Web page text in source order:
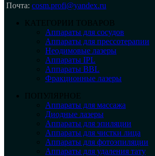
Почта: cosm.profi@yandex.ru
КАТЕГОРИИ ТОВАРОВ
Аппараты для сосудов
Аппараты для прессотерапии
Неодимовые лазеры
Аппараты IPL
Аппараты BBL
Фракционные лазеры
ПОПУЛЯРНОЕ
Аппараты для массажа
Диодные лазеры
Аппараты для эпиляции
Аппараты для чистки лица
Аппараты для фотоэпиляции
Аппараты для удаления тату